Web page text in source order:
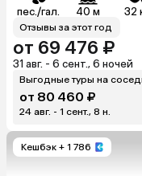
пес./гал. 40 м 32
Отзывы за этот год
от 69 476 ₽
31 авг. - 6 сент., 6 ночей
Выгодные туры на
от 80 460 ₽
24 авг. - 1 сент., 8 н.
Кешбэк + 1 786